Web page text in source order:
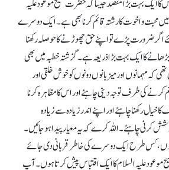
کا ایک بہت بڑا مقصدجیساکہ حضرت مسیح موعودعلیہ
میں محبت و اخوت کا رشتہ قائم کرنا بھی ہے۔ ایک دوسرے
اگر ضرورت پڑے تو اپنے حق چھوڑنے کا حوصلہ رکھنا
کا ایک بہت بڑا ذریعہ ہے۔گزشتہ خطبہ میں بھی
مہمانوں اور میزبانوں دونوں کو خوش خلقی اور
کی طرف توجہ دینی چاہئے ا ور اس کا مظاہرہ کرنا
رکھنا چاہئے اور اپنے اندر زیادہ سے زیادہ
کرنی چاہئے۔ اللہ کرے کہ یہ معیار پیدا ہو جائیں ۔
،کس طرح ایک دوسرے کی خاطر قربانی دی جائے
علیہ السلام کا ایک اقتباس پیش کرتاہوں ۔ آپ